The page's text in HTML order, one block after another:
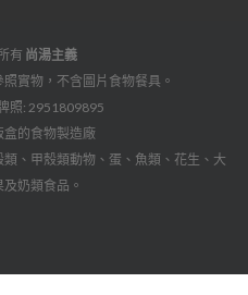
有 尚湯主義
實物，不含圖片食物餐具。
照: 2951809895
的食物製造廠
、甲殼類動物、蛋、魚類、花生、大
奶類食品。